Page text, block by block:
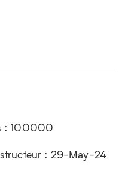
: 100000
: 29-May-24